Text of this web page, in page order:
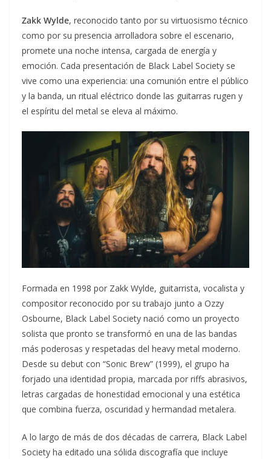
Zakk Wylde, reconocido tanto por su virtuosismo técnico
como por su presencia arrolladora sobre el escenario,
promete una noche intensa, cargada de energía y
emoción. Cada presentación de Black Label Society se
vive como una experiencia: una comunión entre el público
y la banda, un ritual eléctrico donde las guitarras rugen y
el espíritu del metal se eleva al máximo.
Formada en 1998 por Zakk Wylde, guitarrista, vocalista y
compositor reconocido por su trabajo junto a Ozzy
Osbourne, Black Label Society nació como un proyecto
solista que pronto se transformó en una de las bandas
más poderosas y respetadas del heavy metal moderno.
Desde su debut con “Sonic Brew” (1999), el grupo ha
forjado una identidad propia, marcada por riffs abrasivos,
letras cargadas de honestidad emocional y una estética
que combina fuerza, oscuridad y hermandad metalera.
A lo largo de más de dos décadas de carrera, Black Label
Society ha editado una sólida discografía que incluye